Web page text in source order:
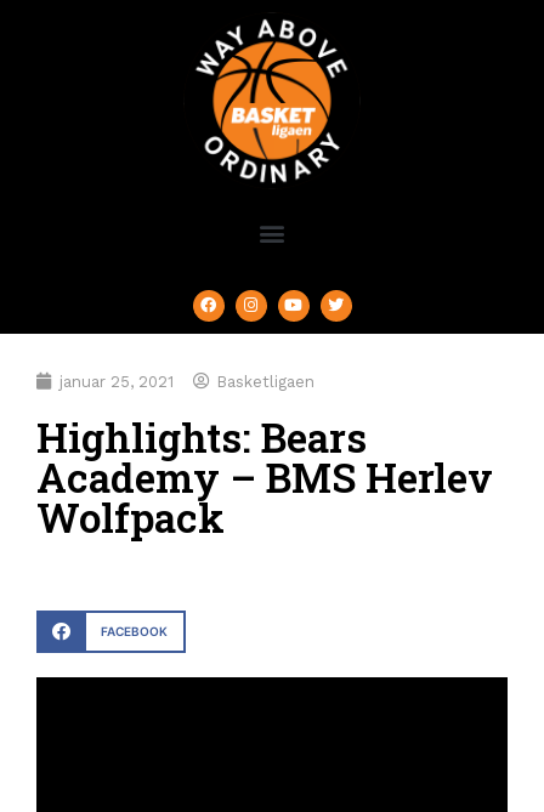
januar 25, 2021 Basketligaen
Highlights: Bears
Academy – BMS Herlev
Wolfpack
FACEBOOK